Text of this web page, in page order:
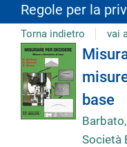
Regole per la
Torna indietro vai
Dettaglio
del
base
Società